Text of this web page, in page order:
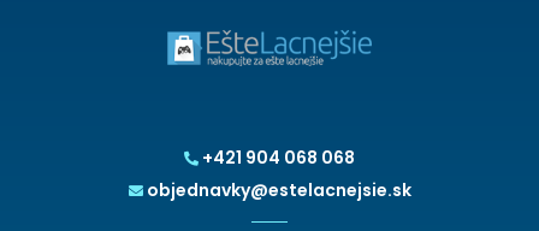
+421 904 068 068
objednavky@estelacnejsie.sk